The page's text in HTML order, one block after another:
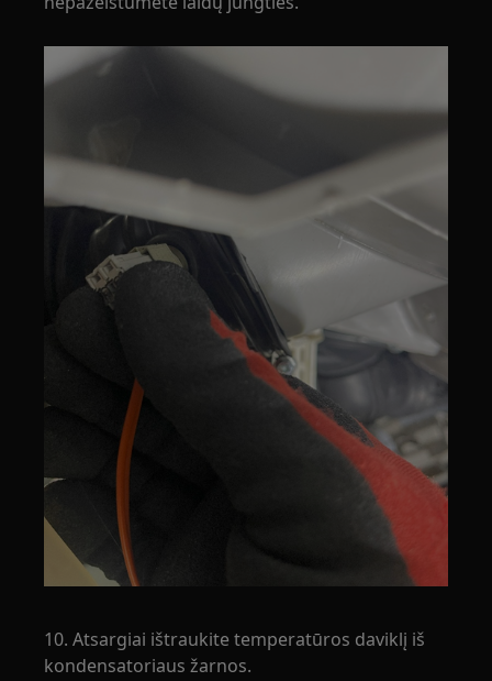
10. Atsargiai ištraukite temperatūros daviklį iš
kondensatoriaus žarnos.